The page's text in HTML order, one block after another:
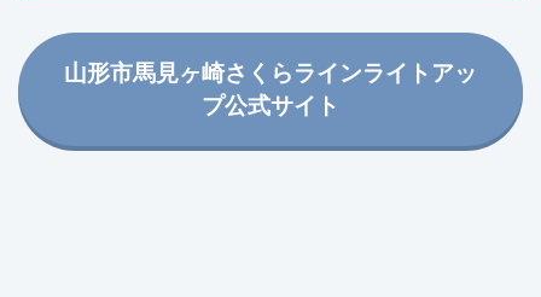
山形市馬見ヶ崎さくらラインライトアッ
プ公式サイト